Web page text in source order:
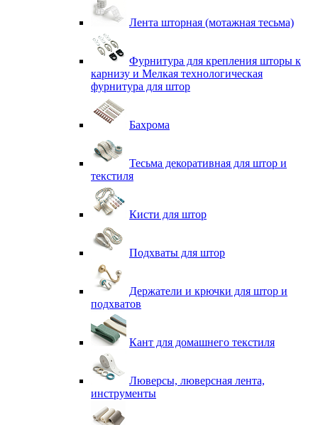
Лента шторная (мотажная тесьма)
Фурнитура для крепления шторы к
карнизу и Мелкая технологическая
фурнитура для штор
Бахрома
Тесьма декоративная для штор и
текстиля
Кисти для штор
Подхваты для штор
Держатели и крючки для штор и
подхватов
Кант для домашнего текстиля
Люверсы, люверсная лента,
инструменты